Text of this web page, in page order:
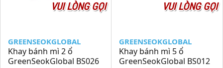
VUI LÒNG GỌI
GREENSEOKGLOBAL
Khay bánh mì 2 ổ
GreenSeokGlobal BS026
VUI LÒNG GỌI
GREENSEOKGLOBAL
Khay bánh mì 5 ổ
GreenSeokGlobal BS012